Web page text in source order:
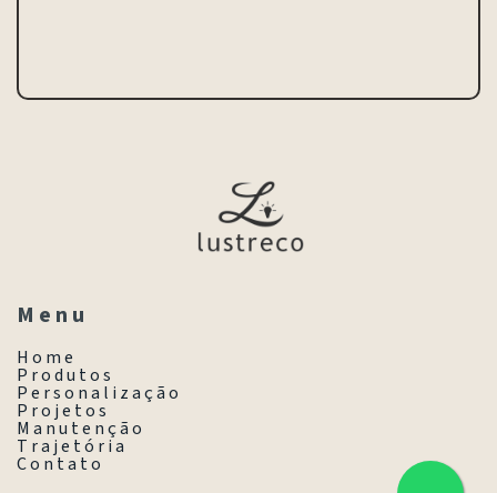
M e n u
H o m e
P r o d u t o s
P e r s o n a l i z a ç ã o
P r o j e t o s
M a n u t e n ç ã o
T r a j e t ó r i a
C o n t a t o